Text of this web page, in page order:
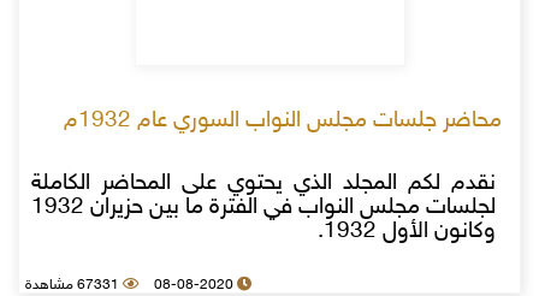
محاضر جلسات مجلس النواب السوري عام 1932م
نقدم لكم المجلد الذي يحتوي على المحاضر الكاملة
لجلسات مجلس النواب في الفترة ما بين حزيران 1932
وكانون الأول 1932.
08-08-2020 67331 مشاهدة